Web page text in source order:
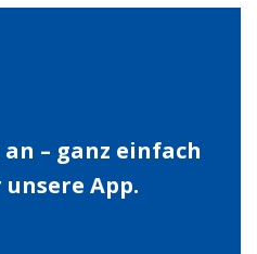
– ganz einfach
App.